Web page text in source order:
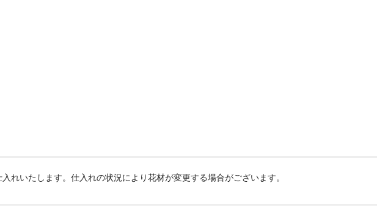
れいたします。仕入れの状況により花材が変更する場合がございます。